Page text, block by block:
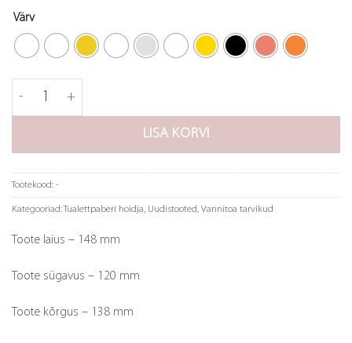
Värv
Tapwell tualettipaberi hoidja TA236 kogus
LISA KORVI
Tootekood: -
Kategooriad:Tualettpaberi hoidja, Uudistooted, Vannitoa tarvikud
Toote laius – 148 mm
Toote sügavus – 120 mm
Toote kõrgus – 138 mm